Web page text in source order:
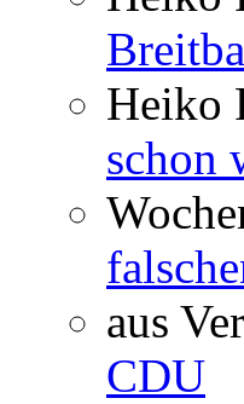
Heiko
schon
aus
CDU